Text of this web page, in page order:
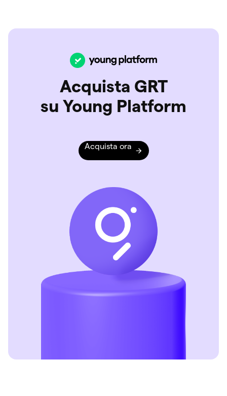
Acquista GRT
su Young Platform
Acquista ora